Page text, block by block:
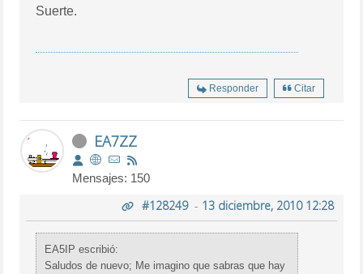
Suerte.
Responder Citar
EA7ZZ
Mensajes: 150
#128249- 13 diciembre, 2010 12:28
EA5IP escribió:
Saludos de nuevo; Me imagino que sabras que hay